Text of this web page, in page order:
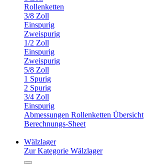
Rollenketten
3/8 Zoll
Einspurig
Zweispurig
1/2 Zoll
Einspurig
Zweispurig
5/8 Zoll
1 Spurig
2 Spurig
3/4 Zoll
Einspurig
Abmessungen Rollenketten Übersicht
Berechnungs-Sheet
Wälzlager
Zur Kategorie Wälzlager